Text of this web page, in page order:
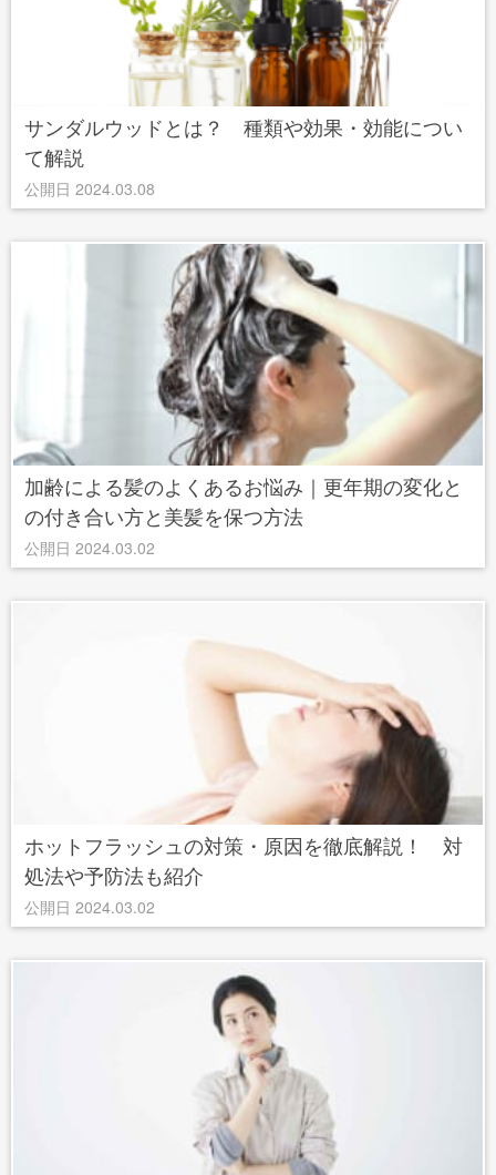
サンダルウッドとは？ 種類や効果・効能につい
て解説
公開日 2024.03.08
加齢による髪のよくあるお悩み｜更年期の変化と
の付き合い方と美髪を保つ方法
公開日 2024.03.02
ホットフラッシュの対策・原因を徹底解説！ 対
処法や予防法も紹介
公開日 2024.03.02